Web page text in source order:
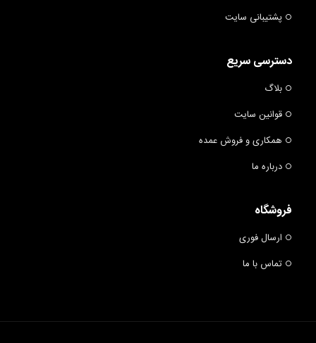
پشتیبانی سایت
دسترسی سریع
بلاگ
قوانین سایت
همکاری و فروش عمده
درباره ما
فروشگاه
ارسال فوری
تماس با ما